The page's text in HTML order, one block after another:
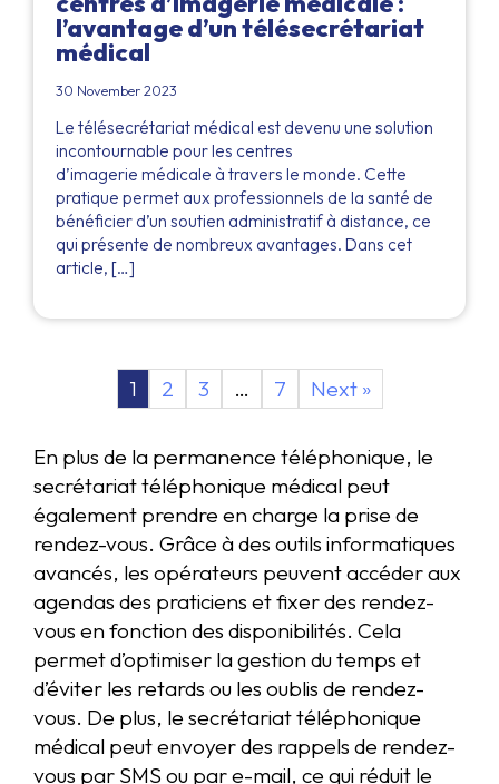
l’avantage d’un télésecrétariat
médical
30 November 2023
Le télésecrétariat médical est devenu une solution
incontournable pour les centres
d’imagerie médicale à travers le monde. Cette
pratique permet aux professionnels de la santé de
bénéficier d’un soutien administratif à distance, ce
qui présente de nombreux avantages. Dans cet
article, […]
1 2 3 … 7 Next »
En plus de la permanence téléphonique, le
secrétariat téléphonique médical peut
également prendre en charge la prise de
rendez-vous. Grâce à des outils informatiques
avancés, les opérateurs peuvent accéder aux
agendas des praticiens et fixer des rendez-
vous en fonction des disponibilités. Cela
permet d’optimiser la gestion du temps et
d’éviter les retards ou les oublis de rendez-
vous. De plus, le secrétariat téléphonique
médical peut envoyer des rappels de rendez-
vous par SMS ou par e-mail, ce qui réduit le